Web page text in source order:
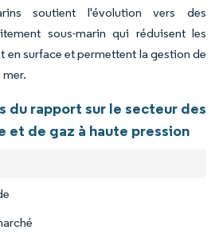
soutient l'évolution vers des
sous-marin qui réduisent les
en surface et permettent la gestion de
du rapport sur le secteur des
et de gaz à haute pression